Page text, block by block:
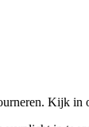
Kijk in